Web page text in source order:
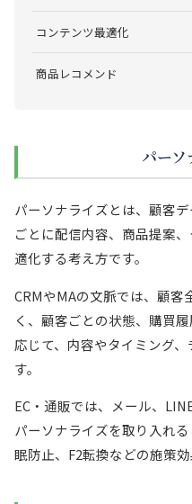
パーソ
パーソナライズとは、顧客
ごとに配信内容、商品提案
適化する考え方です。
CRMやMAの文脈では、顧客
く、顧客ごとの状態、購買
応じて、内容やタイミング
す。
EC・通販では、メール、
パーソナライズを取り入れ
眠防止、F2転換などの施策
コンテンツ最適化
商品レコメンド